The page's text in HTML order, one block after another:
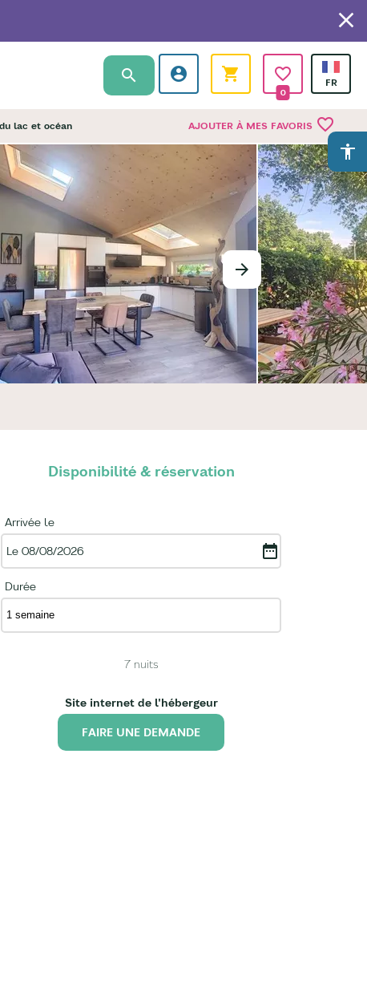
0
AJOUTER À MES FAVORIS favorite_border
lac et océan
accessibility
Disponibilité & réservation
Arrivée le
Le 08/08/2026
Durée
7nuits
Site internet de l'hébergeur
FAIRE UNE DEMANDE